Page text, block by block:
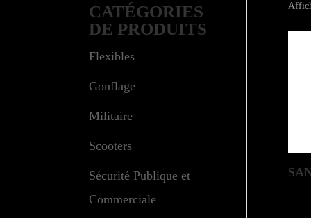
CATÉGORIES
DE PRODUITS
Flexibles
Gonflage
Militaire
Scooters
Sécurité Publique et
Commerciale